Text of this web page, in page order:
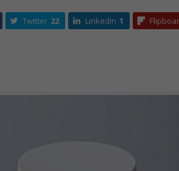
Twitter 22 LinkedIn 1